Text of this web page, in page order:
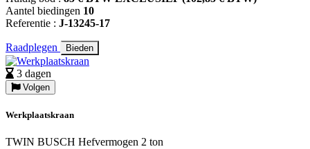
Aantel biedingen 10
Referentie : J-13245-17
Raadplegen Bieden
3 dagen
Volgen
Werkplaatskraan
TWIN BUSCH Hefvermogen 2 ton